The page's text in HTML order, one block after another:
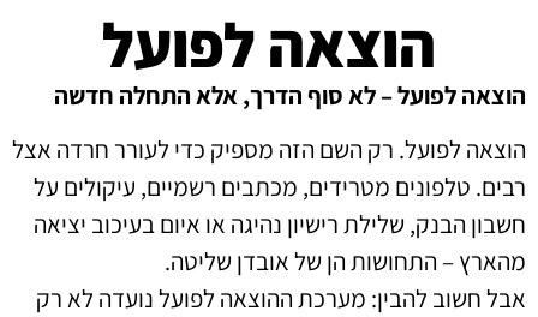
הוצאה לפועל
הוצאה לפועל – לא סוף הדרך, אלא התחלה חדשה
הוצאה לפועל. רק השם הזה מספיק כדי לעורר חרדה אצל
רבים. טלפונים מטרידים, מכתבים רשמיים, עיקולים על
חשבון הבנק, שלילת רישיון נהיגה או איום בעיכוב יציאה
מהארץ – התחושות הן של אובדן שליטה.
אבל חשוב להבין: מערכת ההוצאה לפועל נועדה לא רק